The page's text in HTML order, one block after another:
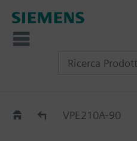
Old2NewVPE210A-90